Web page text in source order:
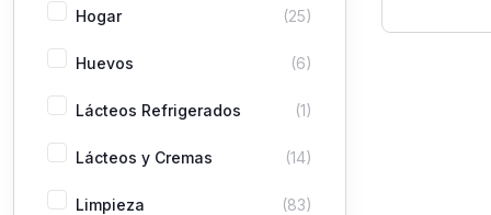
Hogar (25)
Huevos (6)
Lácteos Refrigerados (1)
Lácteos y Cremas (14)
Limpieza (83)